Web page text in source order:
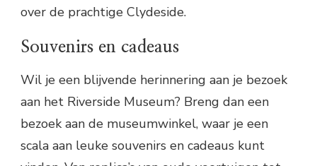
over de prachtige Clydeside.
Souvenirs en cadeaus
Wil je een blijvende herinnering aan je bezoek
aan het Riverside Museum? Breng dan een
bezoek aan de museumwinkel, waar je een
scala aan leuke souvenirs en cadeaus kunt